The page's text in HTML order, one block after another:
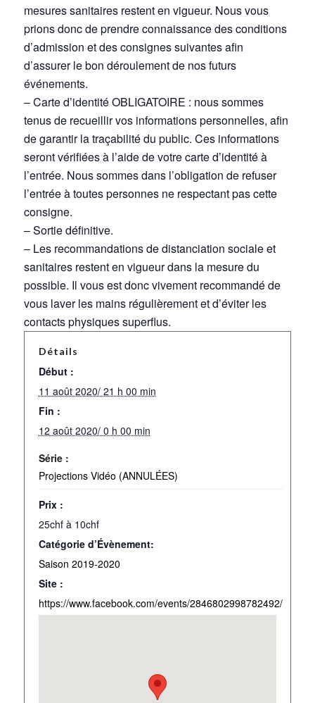
mesures sanitaires restent en vigueur. Nous vous
prions donc de prendre connaissance des conditions
d’admission et des consignes suivantes afin
d’assurer le bon déroulement de nos futurs
événements.
– Carte d’identité OBLIGATOIRE : nous sommes
tenus de recueillir vos informations personnelles, afin
de garantir la traçabilité du public. Ces informations
seront vérifiées à l’aide de votre carte d’identité à
l’entrée. Nous sommes dans l’obligation de refuser
l’entrée à toutes personnes ne respectant pas cette
consigne.
– Sortie définitive.
– Les recommandations de distanciation sociale et
sanitaires restent en vigueur dans la mesure du
possible. Il vous est donc vivement recommandé de
vous laver les mains régulièrement et d’éviter les
contacts physiques superflus.
Détails
Début :
11 août 2020/ 21 h 00 min
Fin :
12 août 2020/ 0 h 00 min
Série :
Projections Vidéo (ANNULÉES)
Prix :
25chf à 10chf
Catégorie d’Évènement:
Saison 2019-2020
Site :
https://www.facebook.com/events/2846802998782492/